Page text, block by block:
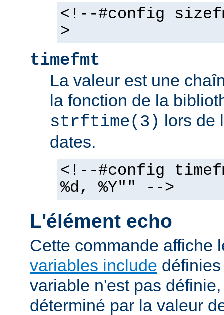
<!--#config
>
timefmt
La valeur est une
la fonction de la
strftime(3) lors de
dates.
<!--#config
%d, %Y"" -->
L'élément echo
Cette commande affiche
variables include
variable n'est pas
déterminé par la valeur